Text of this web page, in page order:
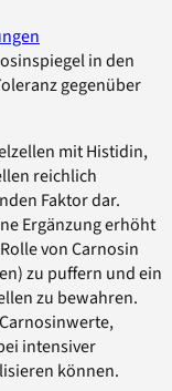
in den
gegenüber
mit Histidin,
reichlich
Faktor dar.
Ergänzung erhöht
von Carnosin
zu puffern und ein
zu bewahren.
intensiver
können.